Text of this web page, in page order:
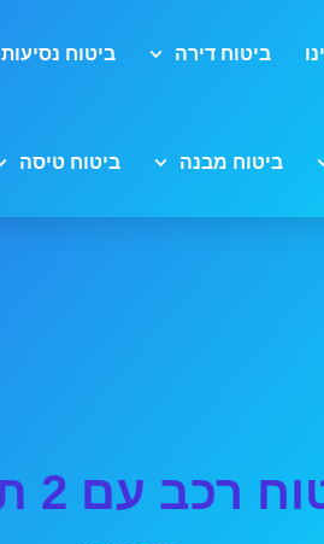
ביטוח דירה ביטוח נסיעות
ביטוח מבנה ביטוח טיסה
רכב עם 2 תביעות